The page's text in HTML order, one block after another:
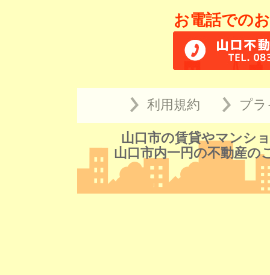
お電話での
利用規約 プ
山口市の賃貸やマンシ
山口市内一円の不動産の